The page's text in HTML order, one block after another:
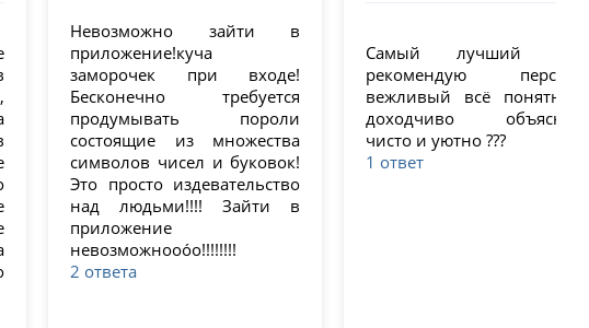
Невозможно зайти в
приложение!куча
заморочек при входе!
Бесконечно требуется
продумывать пороли
состоящие из множества
символов чисел и буковок!
Это просто издевательство
над людьми!!!! Зайти в
приложение
невозможнооо́о!!!!!!!!
2 ответа
Самый лучший
рекомендую
вежливый всё понятно
доходчиво
чисто и уютно ???
1 ответ